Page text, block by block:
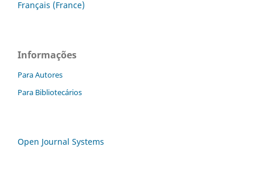
Français (France)
Informações
Para Autores
Para Bibliotecários
Open Journal Systems